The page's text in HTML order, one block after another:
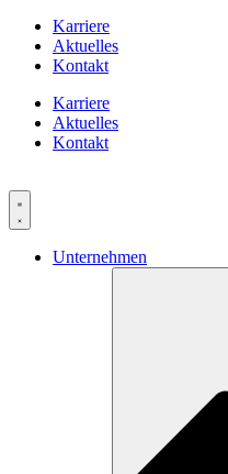
Karriere
Aktuelles
Kontakt
Karriere
Aktuelles
Kontakt
Unternehmen